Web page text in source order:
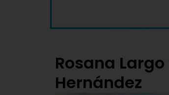
Rosana
Hernández